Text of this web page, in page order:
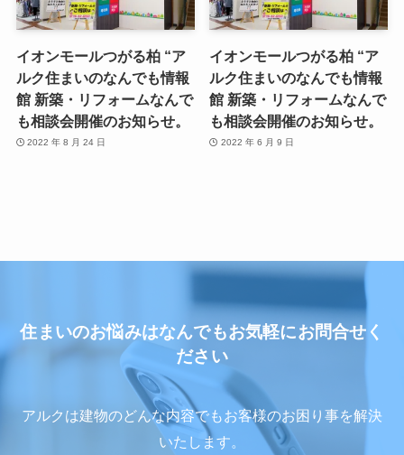
イオンモールつがる柏 “ア
ルク住まいのなんでも情報
館 新築・リフォームなんで
も相談会開催のお知らせ。
2022 年 8 月 24 日
イオンモールつがる柏 “ア
ルク住まいのなんでも情報
館 新築・リフォームなんで
も相談会開催のお知らせ。
2022 年 6 月 9 日
住まいのお悩みはなんでもお気軽にお問合せく
ださい
アルクは建物のどんな内容でもお客様のお困り事を解決
いたします。